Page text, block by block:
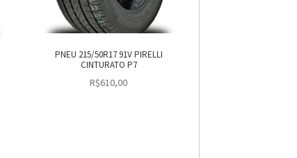
PNEU 215/50R17 91V PIRELLI
CINTURATO P7
R$610,00